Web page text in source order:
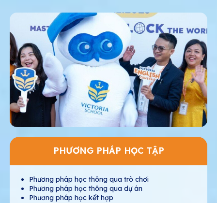
PHƯƠNG PHÁP HỌC TẬP
Phương pháp học thông qua trò chơi
Phương pháp học thông qua dự án
Phương pháp học kết hợp